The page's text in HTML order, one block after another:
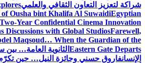
شراكة لتعزيز التعاون الثقافي والعلمي
Ousha bint Khalifa Al SuwaidiEgyptian
Year Confidential Cinema Innovation
Discussions with Global StudiosFarewell,
Maqsoud… When the Guardian of the
Eastern Gate Departs الثانوية العامة…
الإنسانفاروق حسني وجائزة النيل… حين